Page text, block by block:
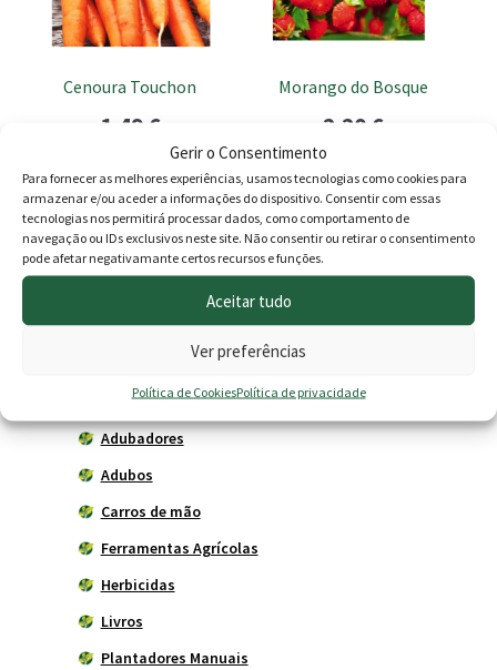
Gerir o Consentimento
Para fornecer as melhores experiências, usamos tecnologias como cookies para
armazenar e/ou aceder a informações do dispositivo. Consentir com essas
tecnologias nos permitirá processar dados, como comportamento de
navegação ou IDs exclusivos neste site. Não consentir ou retirar o consentimento
pode afetar negativamante certos recursos e funções.
Aceitar tudo
Ver preferências
Política de CookiesPolítica de privacidade
Cenoura Touchon
1.49 €
Adicionar
Morango do Bosque
2.20 €
Adicionar
Produtos
Agricultura
Acessórios
Adubadores
Adubos
Carros de mão
Ferramentas Agrícolas
Herbicidas
Livros
Plantadores Manuais